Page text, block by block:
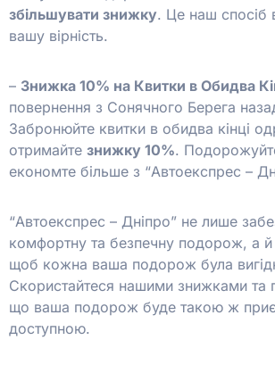
збільшувати знижку. Це наш спосіб
вашу вірність.
– Знижка 10% на Квитки в Обидва
повернення з Сонячного Берега
Забронюйте квитки в обидва кінці
отримайте знижку 10%.
економте більше з “Автоекспрес –
“Автоекспрес – Дніпро” не лише
комфортну та безпечну подорож, а
щоб кожна ваша подорож була
Скористайтеся нашими знижками та
що ваша подорож буде такою ж
доступною.